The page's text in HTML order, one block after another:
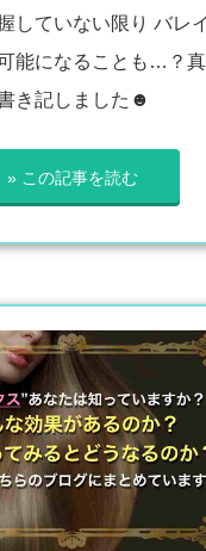
していない限り バレ
能になることも…？
き記しました☻
» この記事を読む